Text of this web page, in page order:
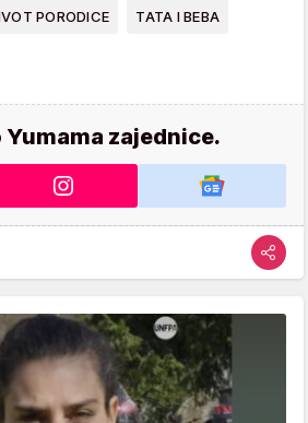
PORODICE TATA I BEBA
Yumama zajednice.